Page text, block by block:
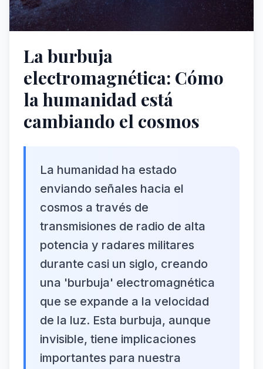
La burbuja
electromagnética: Cómo
la humanidad está
cambiando el cosmos
La humanidad ha estado
enviando señales hacia el
cosmos a través de
transmisiones de radio de alta
potencia y radares militares
durante casi un siglo, creando
una 'burbuja' electromagnética
que se expande a la velocidad
de la luz. Esta burbuja, aunque
invisible, tiene implicaciones
importantes para nuestra